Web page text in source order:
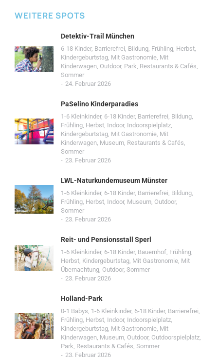
WEITERE SPOTS
Detektiv-Trail München
6-18 Kinder, Barrierefrei, Bildung, Frühling, Herbst,
Kindergeburtstag, Mit Gastronomie, Mit
Kinderwagen, Outdoor, Park, Restaurants & Cafés,
Sommer
24. Februar 2026
PaSelino Kinderparadies
1-6 Kleinkinder, 6-18 Kinder, Barrierefrei, Bildung,
Frühling, Herbst, Indoor, Indoorspielplatz,
Kindergeburtstag, Mit Gastronomie, Mit
Kinderwagen, Museum, Restaurants & Cafés,
Sommer
23. Februar 2026
LWL-Naturkundemuseum Münster
1-6 Kleinkinder, 6-18 Kinder, Barrierefrei, Bildung,
Frühling, Herbst, Indoor, Museum, Outdoor,
Sommer
23. Februar 2026
Reit- und Pensionsstall Sperl
1-6 Kleinkinder, 6-18 Kinder, Bauernhof, Frühling,
Herbst, Kindergeburtstag, Mit Gastronomie, Mit
Übernachtung, Outdoor, Sommer
23. Februar 2026
Holland-Park
0-1 Babys, 1-6 Kleinkinder, 6-18 Kinder, Barrierefrei,
Frühling, Herbst, Indoor, Indoorspielplatz,
Kindergeburtstag, Mit Gastronomie, Mit
Kinderwagen, Museum, Outdoor, Outdoorspielplatz,
Park, Restaurants & Cafés, Sommer
23. Februar 2026